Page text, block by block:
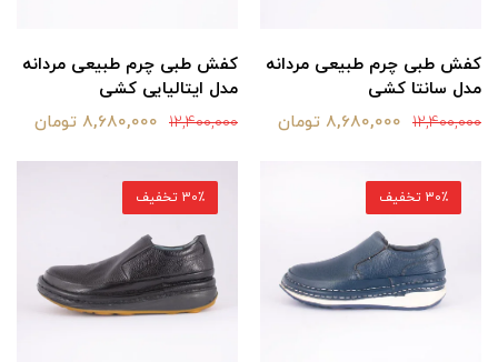
کفش طبی چرم طبیعی مردانه
مدل سانتا کشی
12,400,000 8,680,000 تومان
کفش طبی چرم طبیعی مردانه
مدل ایتالیایی کشی
12,400,000 8,680,000 تومان
30٪ تخفیف 30٪ تخفیف